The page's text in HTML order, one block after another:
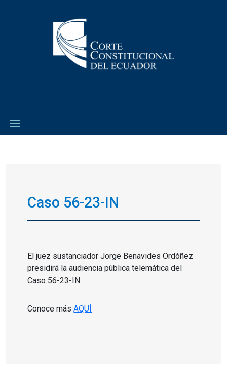
Caso 56-23-IN
El juez sustanciador Jorge Benavides Ordóñez
presidirá la audiencia pública telemática del
Caso 56-23-IN.
Conoce másAQUÍ